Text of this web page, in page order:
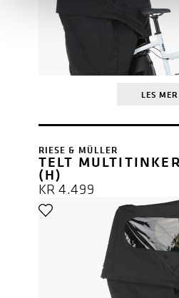
LES MER
RIESE & MÜLLER
TELT
(H)
KR4.499